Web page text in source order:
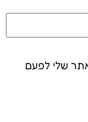
שלי לפעם